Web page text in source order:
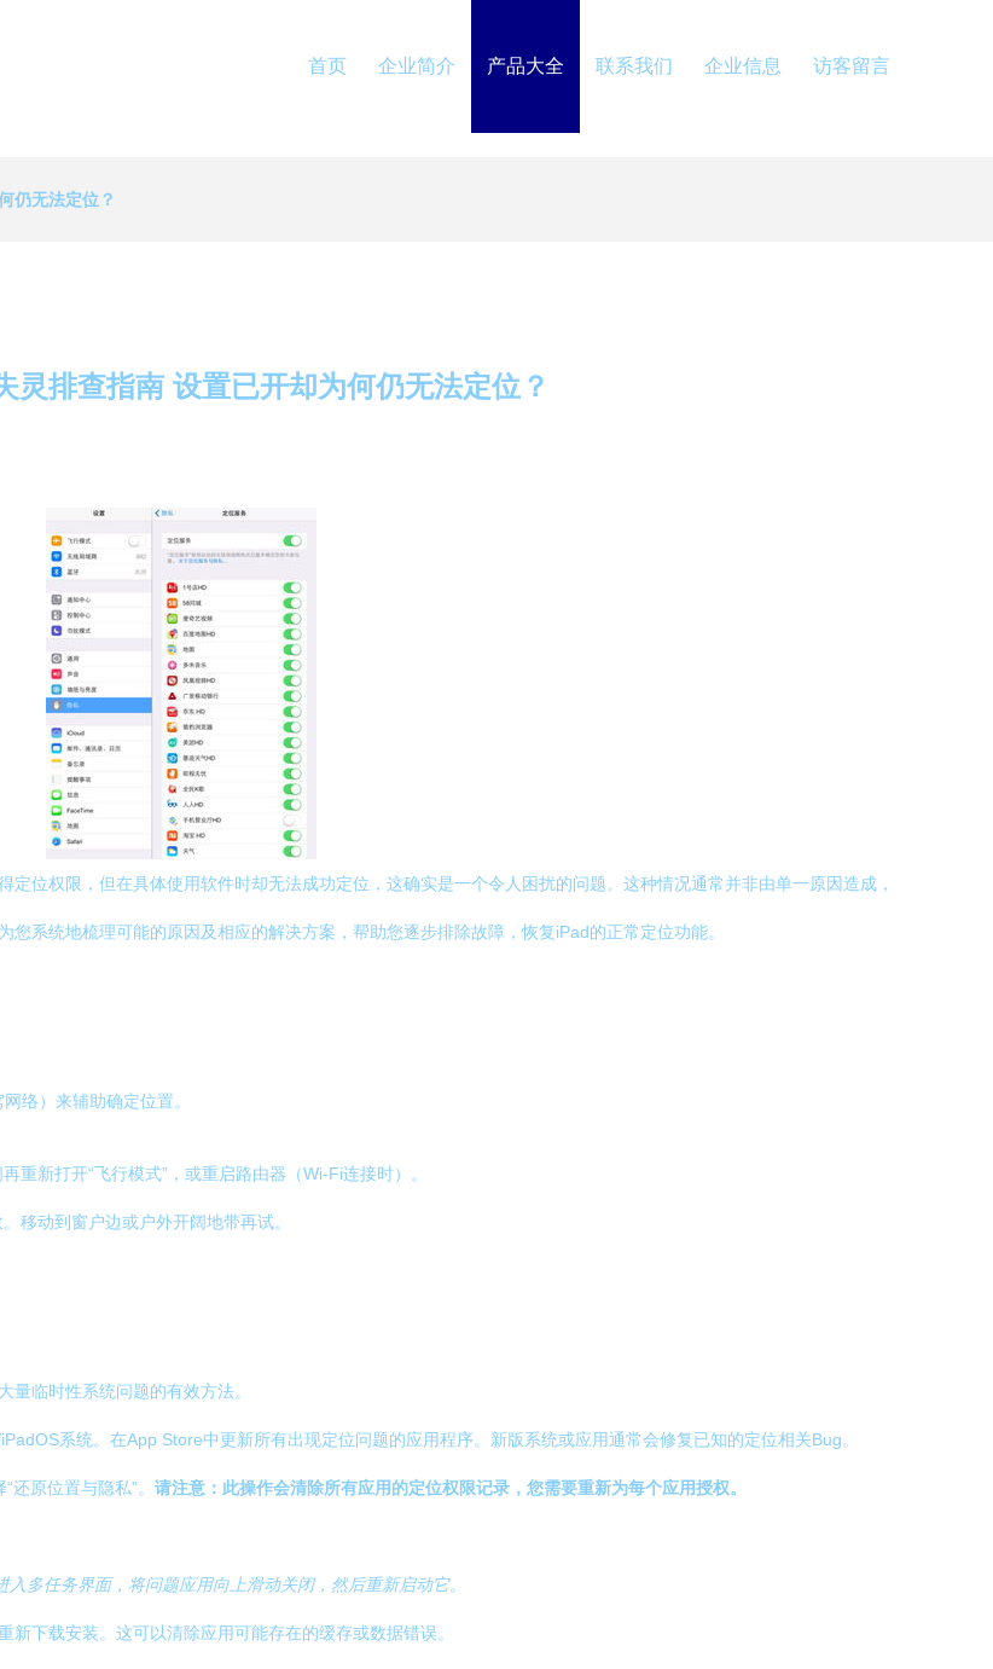
首页 企业简介 产品大全 联系我们 企业信息 访客留言
仍无法定位？
灵排查指南 设置已开却为何仍无法定位？
位权限，但在具体使用软件时却无法成功定位，这确实是一个令人困扰的问题。这种情况通常并非由单一原因造成，
系统地梳理可能的原因及相应的解决方案，帮助您逐步排除故障，恢复iPad的正常定位功能。
络）来辅助确定位置。
重新打开“飞行模式”，或重启路由器（Wi-Fi连接时）。
移动到窗户边或户外开阔地带再试。
量临时性系统问题的有效方法。
iPadOS系统。在App Store中更新所有出现定位问题的应用程序。新版系统或应用通常会修复已知的定位相关Bug。
还原位置与隐私”。 请注意：此操作会清除所有应用的定位权限记录，您需要重新为每个应用授权。
多任务界面，将问题应用向上滑动关闭，然后重新启动它。
新下载安装。这可以清除应用可能存在的缓存或数据错误。